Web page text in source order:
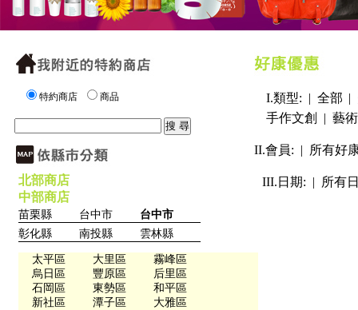
特約商店 商品
北部商店
中部商店
苗栗縣 台中市
台中市
彰化縣
南投縣 雲林縣
太平區 大里區
霧峰區
烏日區
豐原區
后里區
石岡區
東勢區
和平區
新社區
潭子區
大雅區
I.類型: | 全部 |
手作文創
| 藝
II.會員: | 所有好
III.日期: | 所有